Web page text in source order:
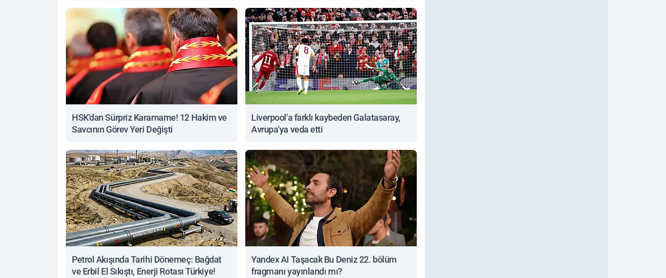
HSK'dan Sürpriz Kararname! 12 Hakim ve
Savcının Görev Yeri Değişti
Liverpool'a farklı kaybeden Galatasaray,
Avrupa'ya veda etti
Petrol Akışında Tarihi Dönemeç: Bağdat
ve Erbil El Sıkıştı, Enerji Rotası Türkiye!
Yandex AI Taşacak Bu Deniz 22. bölüm
fragmanı yayınlandı mı?